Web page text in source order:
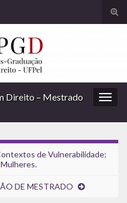
Direito – Mestrado
de Vulnerabilidade:
DE MESTRADO